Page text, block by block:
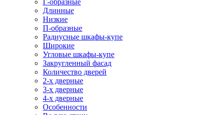
Г-образные
Длинные
Низкие
П-образные
Радиусные шкафы-купе
Широкие
Угловые шкафы-купе
Закругленный фасад
Количество дверей
2-х дверные
3-х дверные
4-х дверные
Особенности